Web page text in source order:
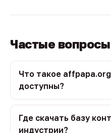
Частые вопросы
Что такое
доступны?
Где скачать базу
индустрии?